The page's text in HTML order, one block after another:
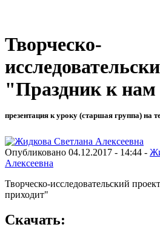
Творческо-
"Праздник к нам
презентация к уроку (старшая группа) на
Опубликовано 04.12.2017 - 14:44 -
Алексеевна
Творческо-исследовательский
приходит"
Скачать: